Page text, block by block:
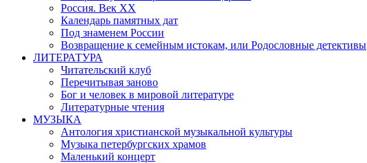
Россия. Век ХХ
Календарь памятных дат
Под знаменем России
Возвращение к семейным истокам, или Родословные детективы
ЛИТЕРАТУРА
Читательский клуб
Перечитывая заново
Бог и человек в мировой литературе
Литературные чтения
МУЗЫКА
Антология христианской музыкальной культуры
Музыка петербургских храмов
Маленький концерт